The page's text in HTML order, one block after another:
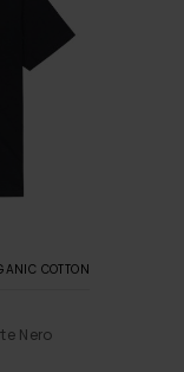
COTTON
Nero